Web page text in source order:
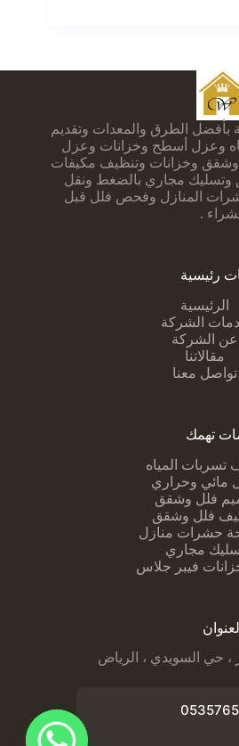
بأفضل الطرق والمعدات وتقديم
وعزل أسطح وخزانات وعزل
وخزانات وتنظيف مكيفات
مجاري بالضغط ونقل
المنازل وفحص فلل قبل
.
رئيسية
الرئيسية
الشركة
عن الشركة
مقالاتنا
تواصل معنا
تهمك
ا لمياه
مائي وحراري
فلل وشقق
فلل وشقق
حشرات منازل
مجاري
فيبر جلاس
العنوان
حي السويدي ، الرياض